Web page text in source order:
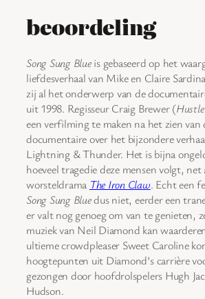
beoordeling
Song Sung Blueis gebaseerd op het
liefdesverhaal van Mike en Claire
zij al het onderwerp van de
uit 1998. Regisseur Craig Brewer (
een verfilming te maken na het zien van
documentaire over het bijzondere
Lightning & Thunder. Het is bijna
hoeveel tragedie deze mensen volgt, net
worsteldrama The Iron Claw. Echt een
Song Sung Bluedus niet, eerder een
er valt nog genoeg om van te genieten,
muziek van Neil Diamond kan
ultieme crowdpleaser Sweet Caroline
hoogtepunten uit Diamond’s carrière
gezongen door hoofdrolspelers Hugh
Hudson.